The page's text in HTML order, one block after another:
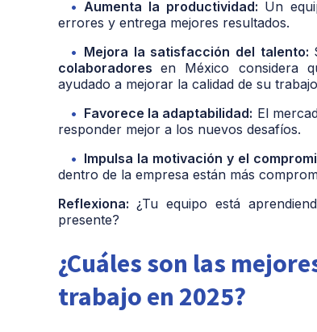
Aumenta la productividad: Un
errores y entrega mejores resultados.
Mejora la satisfacción del talento:
colaboradoresen México considera
ayudado a mejorar la calidad de su
Favorece la adaptabilidad: El
responder mejor a los nuevos desafíos.
Impulsa la motivación y el
dentro de la empresa están más
Reflexiona: ¿Tu equipo está
presente?
¿Cuáles son las
trabajo en 2025?